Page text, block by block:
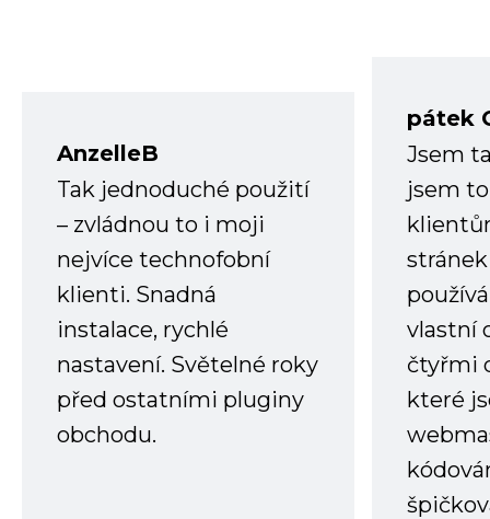
AnzelleB
Tak jednoduché použití
– zvládnou to i moji
nejvíce technofobní
klienti. Snadná
instalace, rychlé
nastavení. Světelné roky
před ostatními pluginy
obchodu.
pátek
Jsem
jsem
vlastní
čtyřmi
které